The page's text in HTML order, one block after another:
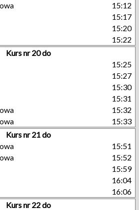
15:12
15:17
15:20
15:22
Kurs nr 20 do
15:25
15:27
15:30
15:31
15:32
15:33
Kurs nr 21 do
15:51
15:52
15:59
16:04
16:06
Kurs nr 22 do